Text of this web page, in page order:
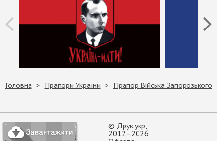
Головна Прапори України Прапор Війська Запорозького
© Друк.укр
2012–2026